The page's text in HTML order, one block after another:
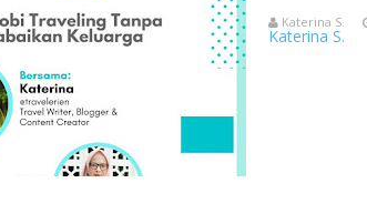
Katerina S.
Katerina S.